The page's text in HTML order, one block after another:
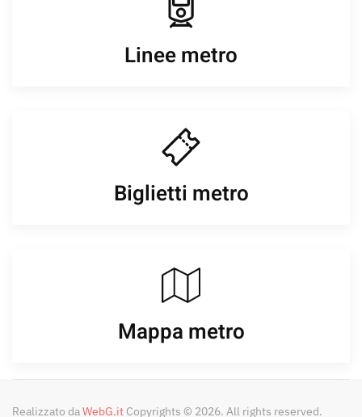
Linee metro
Biglietti metro
Mappa metro
Realizzato daWebG.it Copyrights © 2026. All rights reserved.